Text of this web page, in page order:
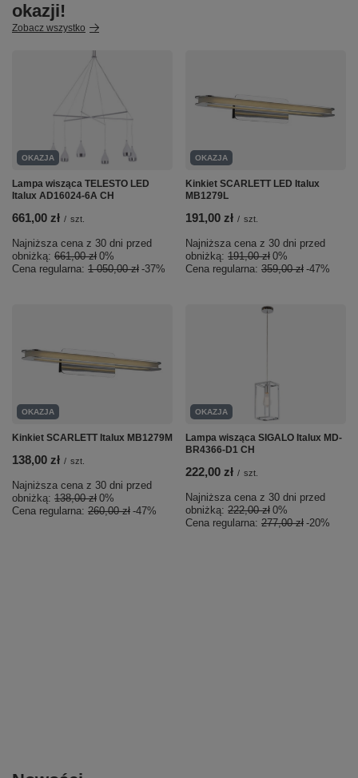
okazji!
Zobacz wszystko
OKAZJA
Lampa wisząca TELESTO LED
Italux AD16024-6A CH
661,00 zł / szt.
Najniższa cena z 30 dni przed
obniżką: 661,00 zł 0%
Cena regularna: 1 050,00 zł -37%
OKAZJA
Kinkiet SCARLETT LED Italux
MB1279L
191,00 zł / szt.
Najniższa cena z 30 dni przed
obniżką: 191,00 zł 0%
Cena regularna: 359,00 zł -47%
OKAZJA
Kinkiet SCARLETT Italux MB1279M
138,00 zł / szt.
Najniższa cena z 30 dni przed
obniżką: 138,00 zł 0%
Cena regularna: 260,00 zł -47%
OKAZJA
Lampa wisząca SIGALO Italux MD-
BR4366-D1 CH
222,00 zł / szt.
Najniższa cena z 30 dni przed
obniżką: 222,00 zł 0%
Cena regularna: 277,00 zł -20%